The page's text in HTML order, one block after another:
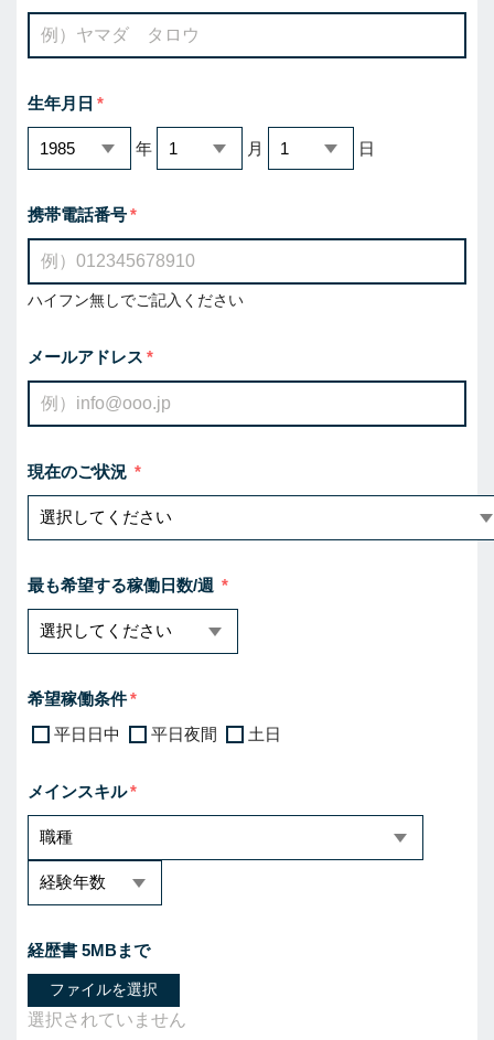
生年月日
年 月 日
携帯電話番号
ハイフン無しでご記入ください
メールアドレス
現在のご状況
最も希望する稼働日数/週
希望稼働条件
平日日中
平日夜間 土日
メインスキル
経歴書 5MBまで
ファイルを選択